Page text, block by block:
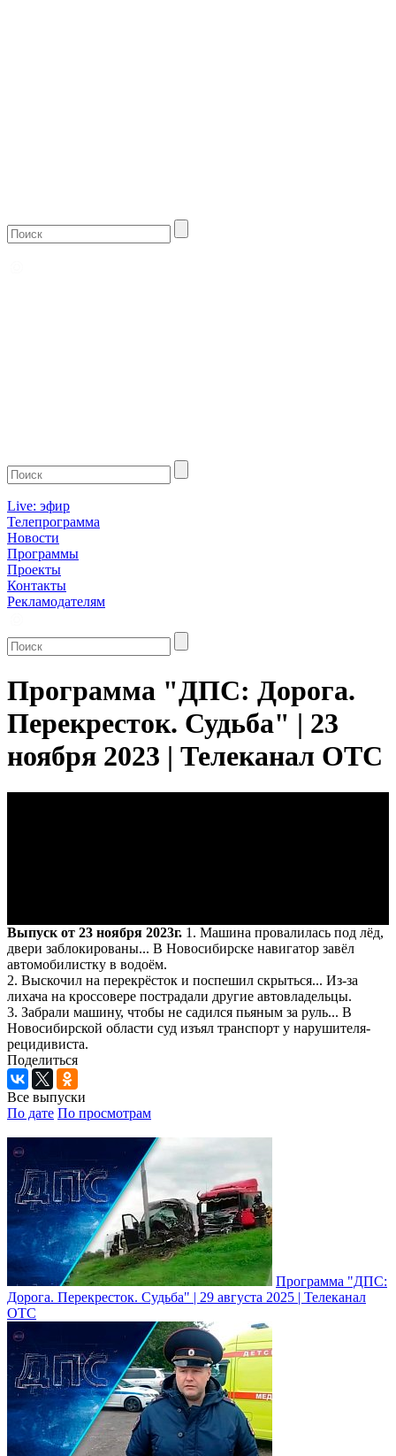
Live: эфир
Телепрограмма
Новости
Программы
Проекты
Контакты
Рекламодателям
Программа "ДПС: Дорога.
Перекресток. Судьба" | 23
ноября 2023 | Телеканал ОТС
Выпуск от 23 ноября 2023г. 1. Машина провалилась под лёд,
двери заблокированы... В Новосибирске навигатор завёл
автомобилистку в водоём.
2. Выскочил на перекрёсток и поспешил скрыться... Из-за
лихача на кроссовере пострадали другие автовладельцы.
3. Забрали машину, чтобы не садился пьяным за руль... В
Новосибирской области суд изъял транспорт у нарушителя-
рецидивиста.
Поделиться
Все выпуски
По дате По просмотрам
Программа "ДПС:
Дорога. Перекресток. Судьба" | 29 августа 2025 | Телеканал
ОТС